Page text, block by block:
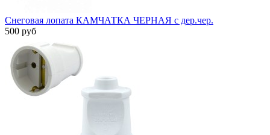
Снеговая лопата КАМЧАТКА ЧЕРНАЯ с дер.чер.
500 руб